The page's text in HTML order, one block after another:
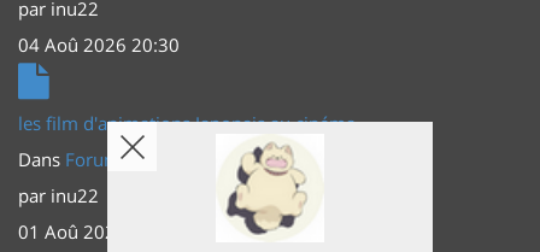
par inu22
04 Aoû 2026 20:30
les film d'animations Japonais au cinéma
Dans Forum Principal
Actus (TV, vidéo, web)
par inu22
01 Aoû 2026 20:56